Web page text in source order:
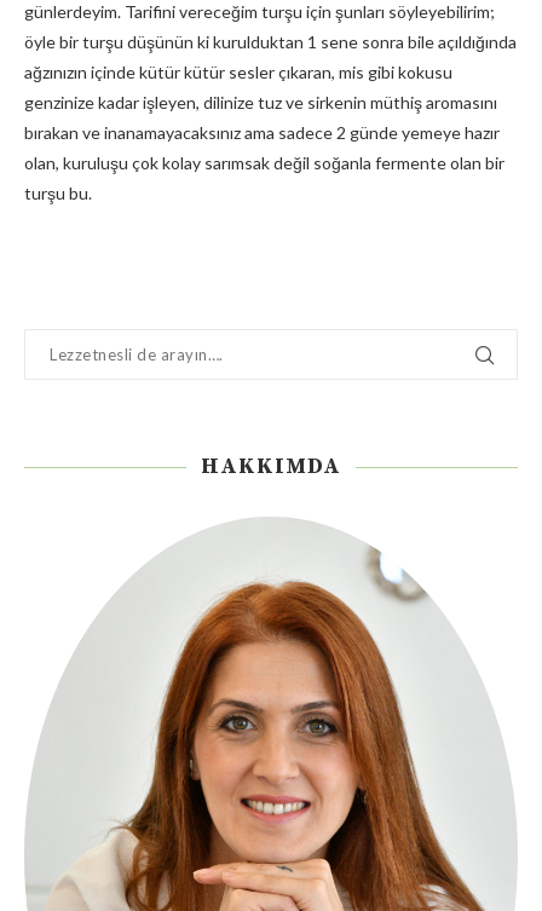
günlerdeyim. Tarifini vereceğim turşu için şunları söyleyebilirim;
öyle bir turşu düşünün ki kurulduktan 1 sene sonra bile açıldığında
ağzınızın içinde kütür kütür sesler çıkaran, mis gibi kokusu
genzinize kadar işleyen, dilinize tuz ve sirkenin müthiş aromasını
bırakan ve inanamayacaksınız ama sadece 2 günde yemeye hazır
olan, kuruluşu çok kolay sarımsak değil soğanla fermente olan bir
turşu bu.
HAKKIMDA